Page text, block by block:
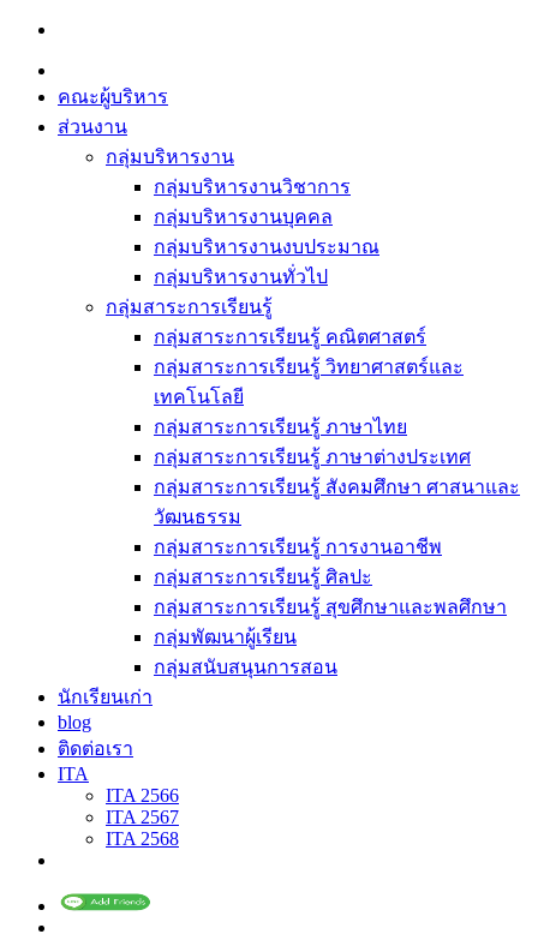
Skip
content
คณะผู้บริหาร
ส่วนงาน
กลุ่มบริหารงาน
กลุ่มบริหารงานวิชาการ
กลุ่มบริหารงานบุคคล
กลุ่มบริหารงานงบประมาณ
กลุ่มบริหารงานทั่วไป
กลุ่มสาระการเรียนรู้
กลุ่มสาระการเรียนรู้ คณิตศาสตร์
กลุ่มสาระการเรียนรู้ วิทยาศาสตร์และ
เทคโนโลยี
กลุ่มสาระการเรียนรู้ ภาษาไทย
กลุ่มสาระการเรียนรู้ ภาษาต่างประเทศ
กลุ่มสาระการเรียนรู้ สังคมศึกษา ศาสนาและ
วัฒนธรรม
กลุ่มสาระการเรียนรู้ การงานอาชีพ
กลุ่มสาระการเรียนรู้ ศิลปะ
กลุ่มสาระการเรียนรู้ สุขศึกษาและพลศึกษา
กลุ่มพัฒนาผู้เรียน
กลุ่มสนับสนุนการสอน
นักเรียนเก่า
blog
ติดต่อเรา
ITA
ITA 2566
ITA 2567
ITA 2568